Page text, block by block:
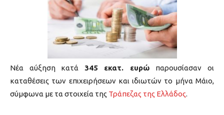
Νέα αύξηση κατά 345 εκατ. ευρώ παρουσίασαν οι
καταθέσεις των επιχειρήσεων και ιδιωτών το μήνα Μάιο,
σύμφωνα με τα στοιχεία της Τράπεζας της Ελλάδος.